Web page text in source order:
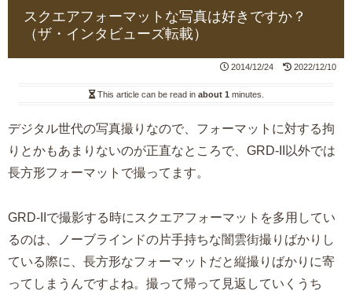
スクエアフォーマットな写真は好きですか？
（ザ・インタビューズ転載）
2014/12/24 2022/12/10
This article can be read in about 1 minutes.
デジタル世代の写真撮りなので、フォーマットに対する拘
りとかもあまりないのが正直なところで、GRD-II以外では
長方形フォーマットで撮ってます。
GRD-IIで撮影する時にスクエアフォーマットを多用してい
るのは、ノーブラインドの片手持ちな闇雲街撮りばかりし
ている際に、長方形なフォーマットだと縦撮りばかりに寄
ってしまうんですよね。撮って帰って見返していくうち